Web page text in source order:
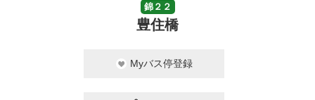
錦２２
豊住橋
Myバス停登録